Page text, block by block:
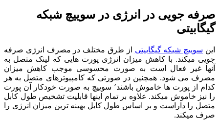
صرفه جویی در انرژی در سوییچ شبکه
گیگابیتی
این سوییچ شبکه گیگابیتی از طرق مختلف در مصرف انرژی صرفه
جویی میکند. با کاهش میزان انرژی پورت هایی که لینک متصل به
آنها غیر فعال است به صورت محسوسی موجب کاهش میزان
مصرف می شود. همچنین در صورتی که کامپیوترهای متصل به هر
کدام از پورت ها خاموش باشند٬ سوییچ به صورت خودکار آن پورت
را نیز خاموش میکند. علاوه بر تمام اینها قابلیت تشخیص طول کابل
متصل را داراست و بر اساس طول کابل بهینه ترین میزان انرژی را
صرف میکند.